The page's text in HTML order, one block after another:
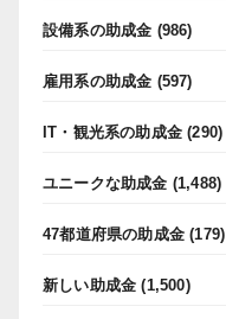
設備系の助成金 (986)
雇用系の助成金 (597)
IT・観光系の助成金 (290)
ユニークな助成金 (1,488)
47都道府県の助成金 (179)
新しい助成金 (1,500)